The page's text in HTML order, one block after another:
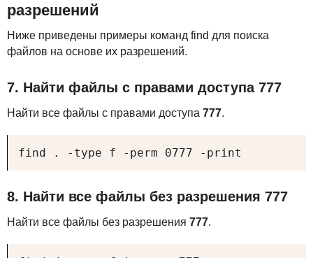
разрешений
Ниже приведены примеры команд find для поиска
файлов на основе их разрешений.
7. Найти файлы с правами доступа 777
Найти все файлы с правами доступа 777.
find . -type f -perm 0777 -print
8. Найти все файлы без разрешения 777
Найти все файлы без разрешения 777.